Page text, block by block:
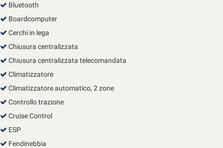
Bluetooth
Boardcomputer
Cerchi in lega
Chiusura centralizzata
Chiusura centralizzata telecomandata
Climatizzatore
Climatizzatore automatico, 2 zone
Controllo trazione
Cruise Control
ESP
Fendinebbia